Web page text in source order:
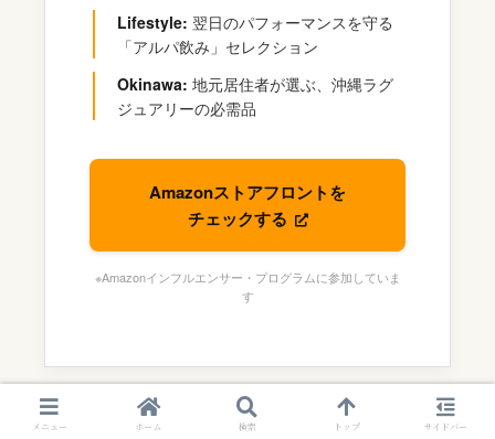
Lifestyle: 翌日のパフォーマンスを守る
「アルパ飲み」セレクション
Okinawa: 地元居住者が選ぶ、沖縄ラグ
ジュアリーの必需品
Amazonストアフロントを
チェックする
※Amazonインフルエンサー・プログラムに参加していま
す
スポンサーリンク
メニュー ホーム 検索 トップ サイドバー